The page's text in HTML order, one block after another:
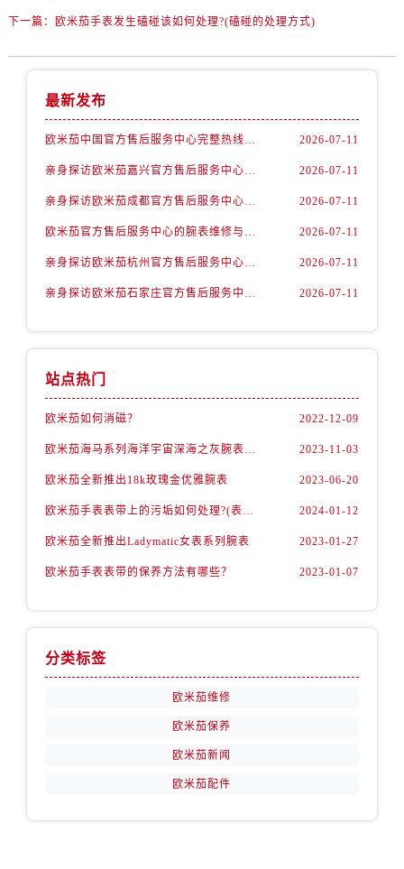
江苏省盐城市盐都区世纪大道5号盐城金融城写字楼1号楼16层1604室欧米茄售后服务中心（需提前预约）
下一篇： 欧米茄手表发生磕碰该如何处理?(磕碰的处理方式)
最新发布
欧米茄中国官方售后服务中心完整热线和维修地址实地考察报告多信源验证（2026年7月最新） 2026-07-11
亲身探访欧米茄嘉兴官方售后服务中心｜网点地址及售后热线（2026年7月最新） 2026-07-11
亲身探访欧米茄成都官方售后服务中心｜网点地址与电话（2026年7月最新） 2026-07-11
欧米茄官方售后服务中心的腕表维修与保养服务权威公示（2026年7月最新） 2026-07-11
亲身探访欧米茄杭州官方售后服务中心｜热线与地址（2026年7月最新） 2026-07-11
亲身探访欧米茄石家庄官方售后服务中心｜最新地址与售后热线（2026年7月最新） 2026-07-11
站点热门
欧米茄如何消磁？ 2022-12-09
欧米茄海马系列海洋宇宙深海之灰腕表，理想之选 2023-11-03
欧米茄全新推出18k玫瑰金优雅腕表 2023-06-20
欧米茄手表表带上的污垢如何处理?(表带的清洁技巧) 2024-01-12
欧米茄全新推出Ladymatic女表系列腕表 2023-01-27
欧米茄手表表带的保养方法有哪些？ 2023-01-07
分类标签
欧米茄维修
欧米茄保养
欧米茄新闻
欧米茄配件